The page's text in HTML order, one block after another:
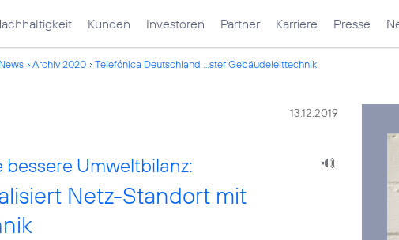
Kunden Investoren Partner Karriere Presse
Archiv 2020 Telefónica Deutschland ...ster Gebäudeleittechnik
13.12.2019
Umweltbilanz:
Netz-Standort mit